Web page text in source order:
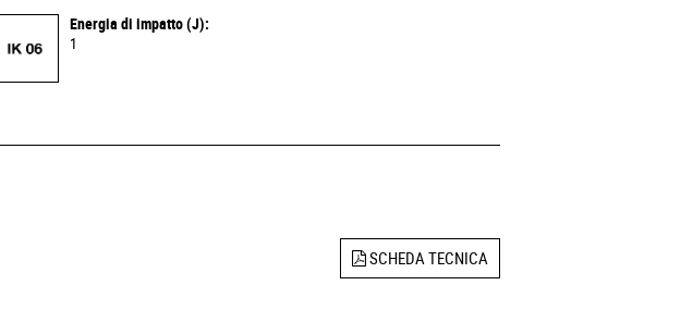
Energia di impatto (J):
1
SCHEDA TECNICA